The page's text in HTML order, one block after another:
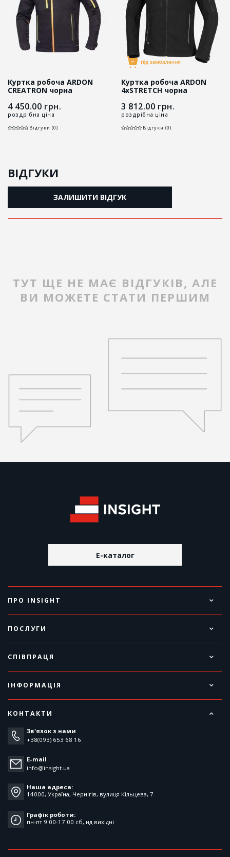
Куртка робоча ARDON
CREATRON чорна
4 450.00 грн.
роздрібна ціна
Відгуки (0)
Куртка робоча ARDON
4xSTRETCH чорна
3 812.00 грн.
роздрібна ціна
Відгуки (0)
ВІДГУКИ
ЗАЛИШИТИ ВІДГУК
ТУТ ЩЕ НЕ МАЄ ВІДГУКІВ, АЛЕ
ВИ МОЖЕТЕ СТАТИ ПЕРШИМ
E-каталог
ПРО INSIGHT
ПОСЛУГИ
СПІВПРАЦЯ
ІНФОРМАЦІЯ
КОНТАКТИ
Зв'язок з нами
+38(093) 653 68 16
E-mail
info@insight.ua
Наша адреса:
14000, Україна, Чернігів, вулиця Кільцева, 7
Графік роботи:
пн-пт 9:00-17:00 cб, нд вихідні